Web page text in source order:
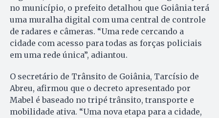
no município, o prefeito detalhou que Goiânia terá
uma muralha digital com uma central de controle
de radares e câmeras. “Uma rede cercando a
cidade com acesso para todas as forças policiais
em uma rede única”, adiantou.
O secretário de Trânsito de Goiânia, Tarcísio de
Abreu, afirmou que o decreto apresentado por
Mabel é baseado no tripé trânsito, transporte e
mobilidade ativa. “Uma nova etapa para a cidade,